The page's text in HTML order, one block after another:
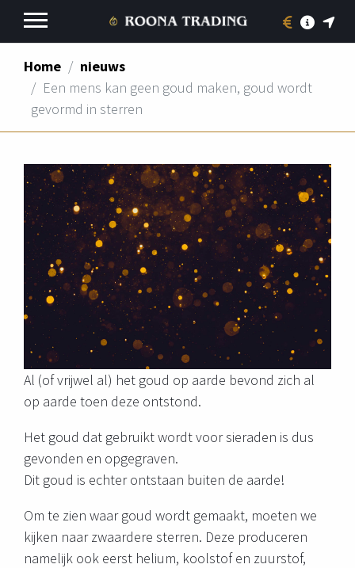
ROONA TRADING
INFORMATIE EDELMETAAL
ZILVER
KEURMERKEN
TOEZENDEN PER POST
CONTACT
Home
nieuws
Een mens kan geen goud maken, goud wordt
gevormd in sterren
Al (of vrijwel al) het goud op aarde bevond zich al
op aarde toen deze ontstond.
Het goud dat gebruikt wordt voor sieraden is dus
gevonden en opgegraven.
Dit goud is echter ontstaan buiten de aarde!
Om te zien waar goud wordt gemaakt, moeten we
kijken naar zwaardere sterren. Deze produceren
namelijk ook eerst helium, koolstof en zuurstof,